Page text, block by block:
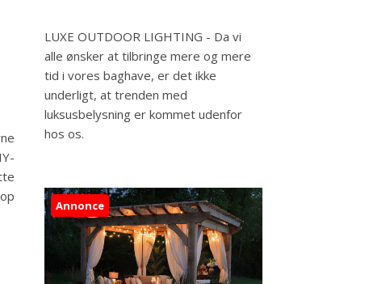
LUXE OUTDOOR LIGHTING - Da vi
alle ønsker at tilbringe mere og mere
tid i vores baghave, er det ikke
underligt, at trenden med
luksusbelysning er kommet udenfor
hos os.
Annonce